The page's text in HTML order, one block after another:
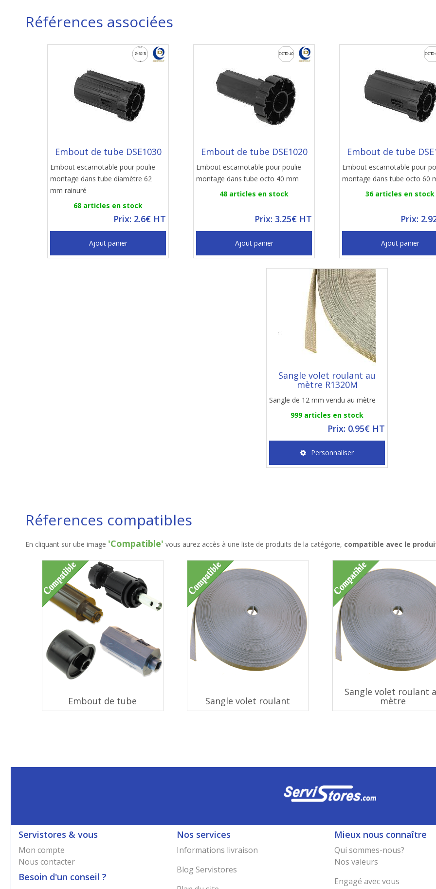
Références associées
Embout de tube DSE1030
Embout escamotable pour poulie
montage dans tube diamètre 62
mm rainuré
68 articles en stock
Prix: 2.6€ HT
Ajout panier
Embout de tube DSE1020
Embout escamotable pour poulie
montage dans tube octo 40 mm
48 articles en stock
Prix: 3.25€ HT
Ajout panier
Embout de tube
Embout escamotable pour
montage dans tube octo 60
36 articles en stock
Prix:
Ajout panier
Sangle volet roulant au
mètre R1320M
Sangle de 12 mm vendu au mètre
999 articles en stock
Prix: 0.95€ HT
Personnaliser
Réferences compatibles
En cliquant sur ube image 'Compatible' vous aurez accès à une liste de produits de la catégorie, compatible avec le produit
Embout de tube Sangle volet roulant
Sangle volet roulant
mètre
Servistores & vous
Mon compte
Nous contacter
Besoin d'un conseil ?
Nos services
Informations livraison
Blog Servistores
Mieux nous connaître
Qui sommes-nous?
Nos valeurs
Engagé avec vous